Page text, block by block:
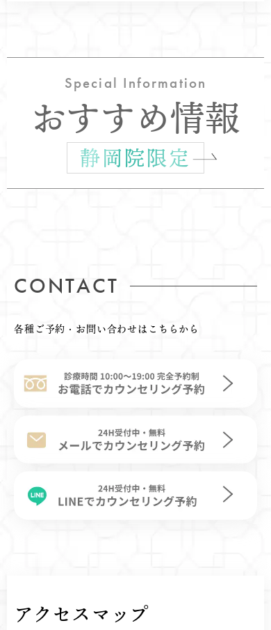
Special Information
おすすめ情報
静岡院限定
CONTACT
各種ご予約・お問い合わせはこちらから
アクセスマップ